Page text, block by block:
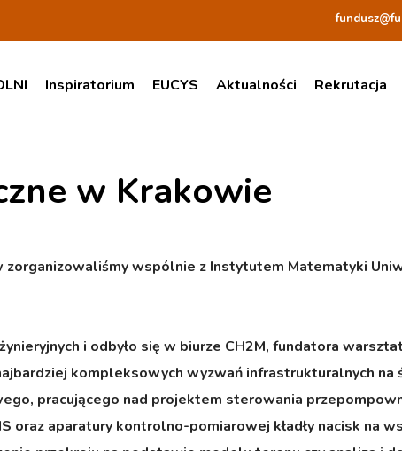
Inspiratorium EUCYS Aktualności Rekrutacja
w Krakowie
wspólnie z Instytutem Matematyki
i odbyło się w biurze CH2M, fundatora
kompleksowych wyzwań infrastrukturalnych na
pracującego nad projektem sterowania
aparatury kontrolno-pomiarowej kładły nacisk na